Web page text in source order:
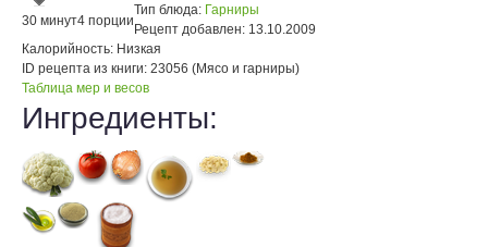
30 минут4 порции
Тип блюда: Гарниры
Рецепт добавлен: 13.10.2009
Калорийность: Низкая
ID рецепта из книги: 23056 (Мясо и гарниры)
Таблица мер и весов
Ингредиенты: